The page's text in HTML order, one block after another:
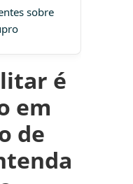
sobre
é
em
de